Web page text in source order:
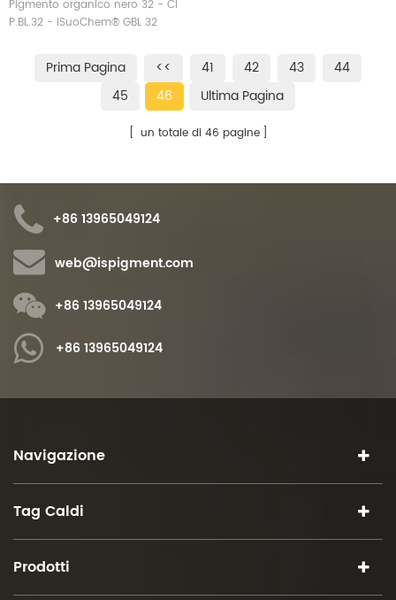
Pigmento organico nero 32 - CI
P.BL.32 - iSuoChem® GBL 32
Prima Pagina << 41 42 43
44
45
46 Ultima Pagina
un totale di 46 pagine
+86 13965049124
web@ispigment.com
+86 13965049124
+86 13965049124
Navigazione
Tag Caldi
Prodotti